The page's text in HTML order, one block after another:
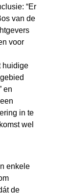
“Er
van de
voor
huidige
en
in te
wel
enkele
de